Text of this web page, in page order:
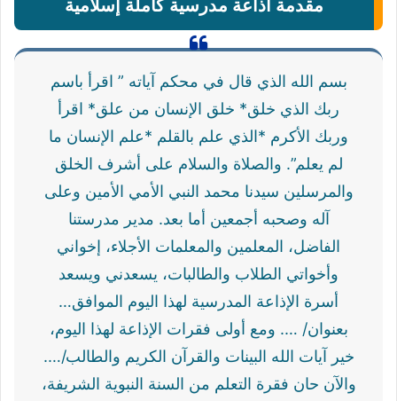
مقدمة اذاعة مدرسية كاملة إسلامية
بسم الله الذي قال في محكم آياته ” اقرأ باسم
ربك الذي خلق* خلق الإنسان من علق* اقرأ
وربك الأكرم *الذي علم بالقلم *علم الإنسان ما
لم يعلم”. والصلاة والسلام على أشرف الخلق
والمرسلين سيدنا محمد النبي الأمي الأمين وعلى
آله وصحبه أجمعين أما بعد. مدير مدرستنا
الفاضل، المعلمين والمعلمات الأجلاء، إخواني
وأخواتي الطلاب والطالبات، يسعدني ويسعد
أسرة الإذاعة المدرسية لهذا اليوم الموافق…
بعنوان/ …. ومع أولى فقرات الإذاعة لهذا اليوم،
خير آيات الله البينات والقرآن الكريم والطالب/….
والآن حان فقرة التعلم من السنة النبوية الشريفة،